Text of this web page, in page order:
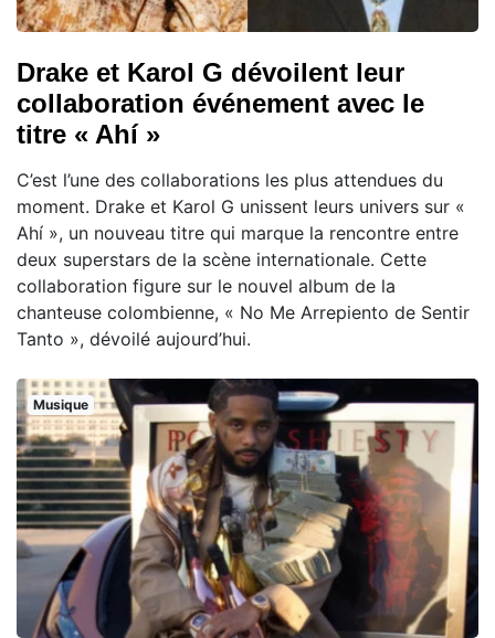
Drake et Karol G dévoilent leur
collaboration événement avec le
titre « Ahí »
C’est l’une des collaborations les plus attendues du
moment. Drake et Karol G unissent leurs univers sur «
Ahí », un nouveau titre qui marque la rencontre entre
deux superstars de la scène internationale. Cette
collaboration figure sur le nouvel album de la
chanteuse colombienne, « No Me Arrepiento de Sentir
Tanto », dévoilé aujourd’hui.
Musique